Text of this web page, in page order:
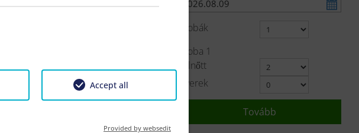
személyre szabott
kapcsolatos kérdésére!
Szobák
Szoba 1
Felnőtt
Gyerek
Tovább
Accept all
Provided by websedit